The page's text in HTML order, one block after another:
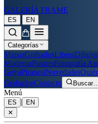
GALERÍA FRAME
ES | EN
Categorías
MapasGrabadosLibros
ModernaPostersFotografía
GoyaPiranesiNovedades
GrabadosContacto Buscar
Menú
ES |
EN
✕